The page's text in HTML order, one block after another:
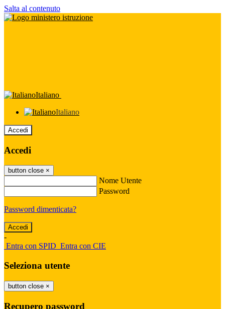
Salta al contenuto
Italiano
Italiano
Accedi
Accedi
button close ×
Nome Utente
Password
Password dimenticata?
-
Entra con SPID Entra con CIE
Seleziona utente
button close ×
Recupero password